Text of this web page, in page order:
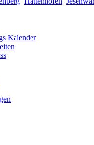
Kalender